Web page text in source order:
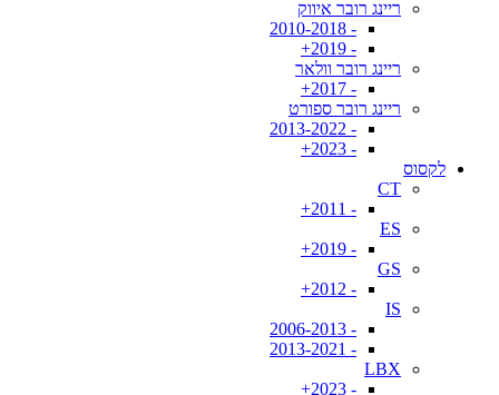
ריינג רובר איווק
- 2010-2018
- 2019+
ריינג רובר וולאר
- 2017+
ריינג רובר ספורט
- 2013-2022
- 2023+
לקסוס
CT
- 2011+
ES
- 2019+
GS
- 2012+
IS
- 2006-2013
- 2013-2021
LBX
- 2023+